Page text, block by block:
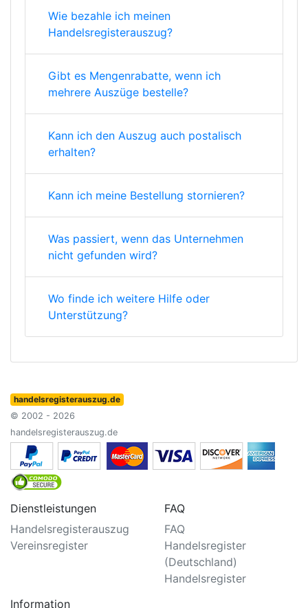
Wie bezahle ich meinen
Handelsregisterauszug?
Gibt es Mengenrabatte, wenn ich
mehrere Auszüge bestelle?
Kann ich den Auszug auch postalisch
erhalten?
Kann ich meine Bestellung stornieren?
Was passiert, wenn das Unternehmen
nicht gefunden wird?
Wo finde ich weitere Hilfe oder
Unterstützung?
handelsregisterauszug.de
© 2002 - 2026
handelsregisterauszug.de
Dienstleistungen
Handelsregisterauszug
Vereinsregister
FAQ
FAQ
Handelsregister
(Deutschland)
Handelsregister
Information